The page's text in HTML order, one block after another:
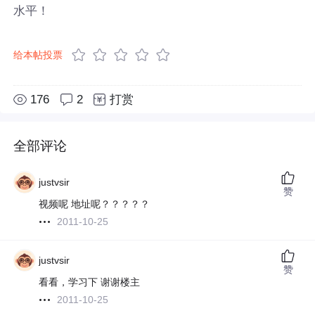
水平！
给本帖投票
176 2 打赏
全部评论
justvsir
视频呢 地址呢？？？？？
2011-10-25
赞
justvsir
看看，学习下 谢谢楼主
2011-10-25
赞